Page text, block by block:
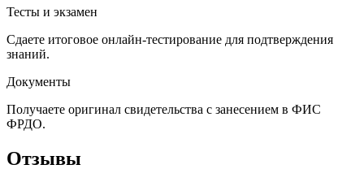
Тесты и экзамен
Сдаете итоговое онлайн-тестирование для подтверждения
знаний.
Документы
Получаете оригинал свидетельства с занесением в ФИС
ФРДО.
Отзывы